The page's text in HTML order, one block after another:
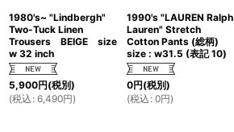
1980's~ "Lindbergh"
Two-Tuck Linen
Trousers BEIGE size
w 32 inch
5,900円(税別)
(税込 : 6,490円)
1990's "LAUREN Ralph
Lauren" Stretch
Cotton Pants (総柄)
size : w31.5 (表記 10)
0円(税別)
(税込 : 0円)